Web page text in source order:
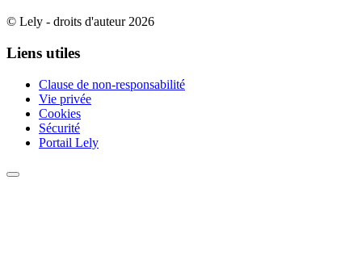
© Lely - droits d'auteur 2026
Liens utiles
Clause de non-responsabilité
Vie privée
Cookies
Sécurité
Portail Lely